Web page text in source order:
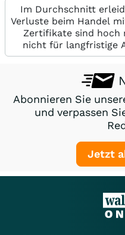
Im Durchschnitt
Verluste beim Handel
Zertifikate sind hoch
nicht für langfristige
Abonnieren Sie
und verpassen
Jetzt